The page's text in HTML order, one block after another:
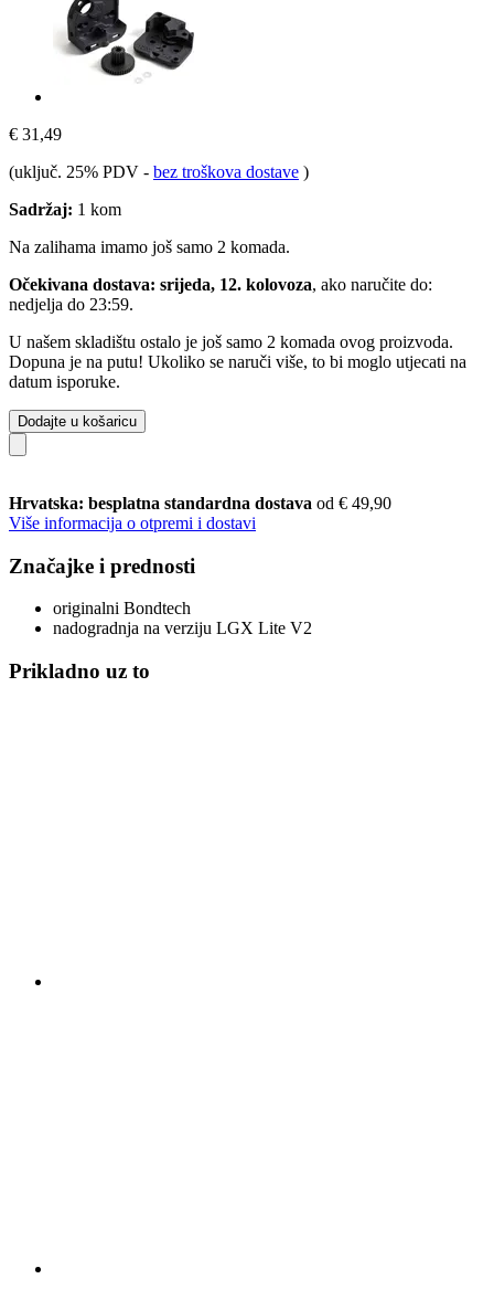
€ 31,49
(uključ. 25% PDV - bez troškova dostave )
Sadržaj: 1 kom
Na zalihama imamo još samo 2 komada.
Očekivana dostava: srijeda, 12. kolovoza, ako naručite do:
nedjelja do 23:59.
U našem skladištu ostalo je još samo 2 komada ovog proizvoda.
Dopuna je na putu! Ukoliko se naruči više, to bi moglo utjecati na
datum isporuke.
Dodajte u košaricu
Hrvatska: besplatna standardna dostava od € 49,90
Više informacija o otpremi i dostavi
Značajke i prednosti
originalni Bondtech
nadogradnja na verziju LGX Lite V2
Prikladno uz to